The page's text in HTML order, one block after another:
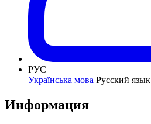
РУС
Українська мова Русский язык
Информация